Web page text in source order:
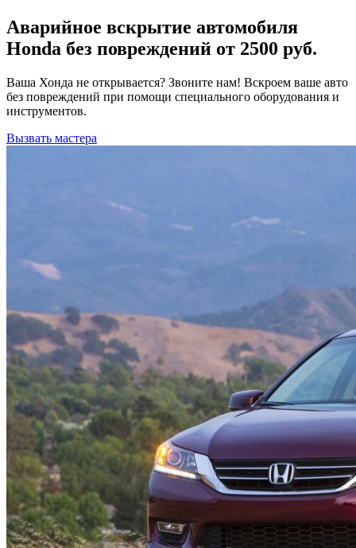
Аварийное вскрытие автомобиля
Honda без повреждений от 2500 руб.
Ваша Хонда не открывается? Звоните нам! Вскроем ваше авто
без повреждений при помощи специального оборудования и
инструментов.
Вызвать мастера